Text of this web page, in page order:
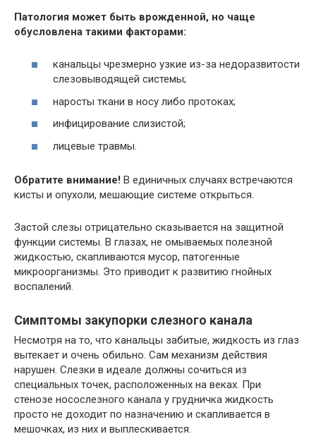
Патология может быть врожденной, но чаще
обусловлена такими факторами:
канальцы чрезмерно узкие из-за недоразвитости
слезовыводящей системы;
наросты ткани в носу либо протоках;
инфицирование слизистой;
лицевые травмы.
Обратите внимание! В единичных случаях встречаются
кисты и опухоли, мешающие системе открыться.
Застой слезы отрицательно сказывается на защитной
функции системы. В глазах, не омываемых полезной
жидкостью, скапливаются мусор, патогенные
микроорганизмы. Это приводит к развитию гнойных
воспалений.
Симптомы закупорки слезного канала
Несмотря на то, что канальцы забитые, жидкость из глаз
вытекает и очень обильно. Сам механизм действия
нарушен. Слезки в идеале должны сочиться из
специальных точек, расположенных на веках. При
стенозе носослезного канала у грудничка жидкость
просто не доходит по назначению и скапливается в
мешочках, из них и выплескивается.